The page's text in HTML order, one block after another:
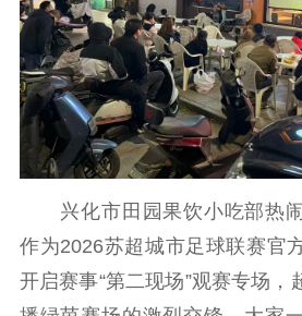
兴化市田园果饮小吃部热闹
作为2026苏超城市足球联赛官
开启赛事“第二现场”观赛专场，